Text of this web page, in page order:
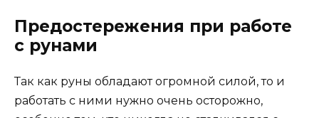
Предостережения при работе
с рунами
Так как руны обладают огромной силой, то и
работать с ними нужно очень осторожно,